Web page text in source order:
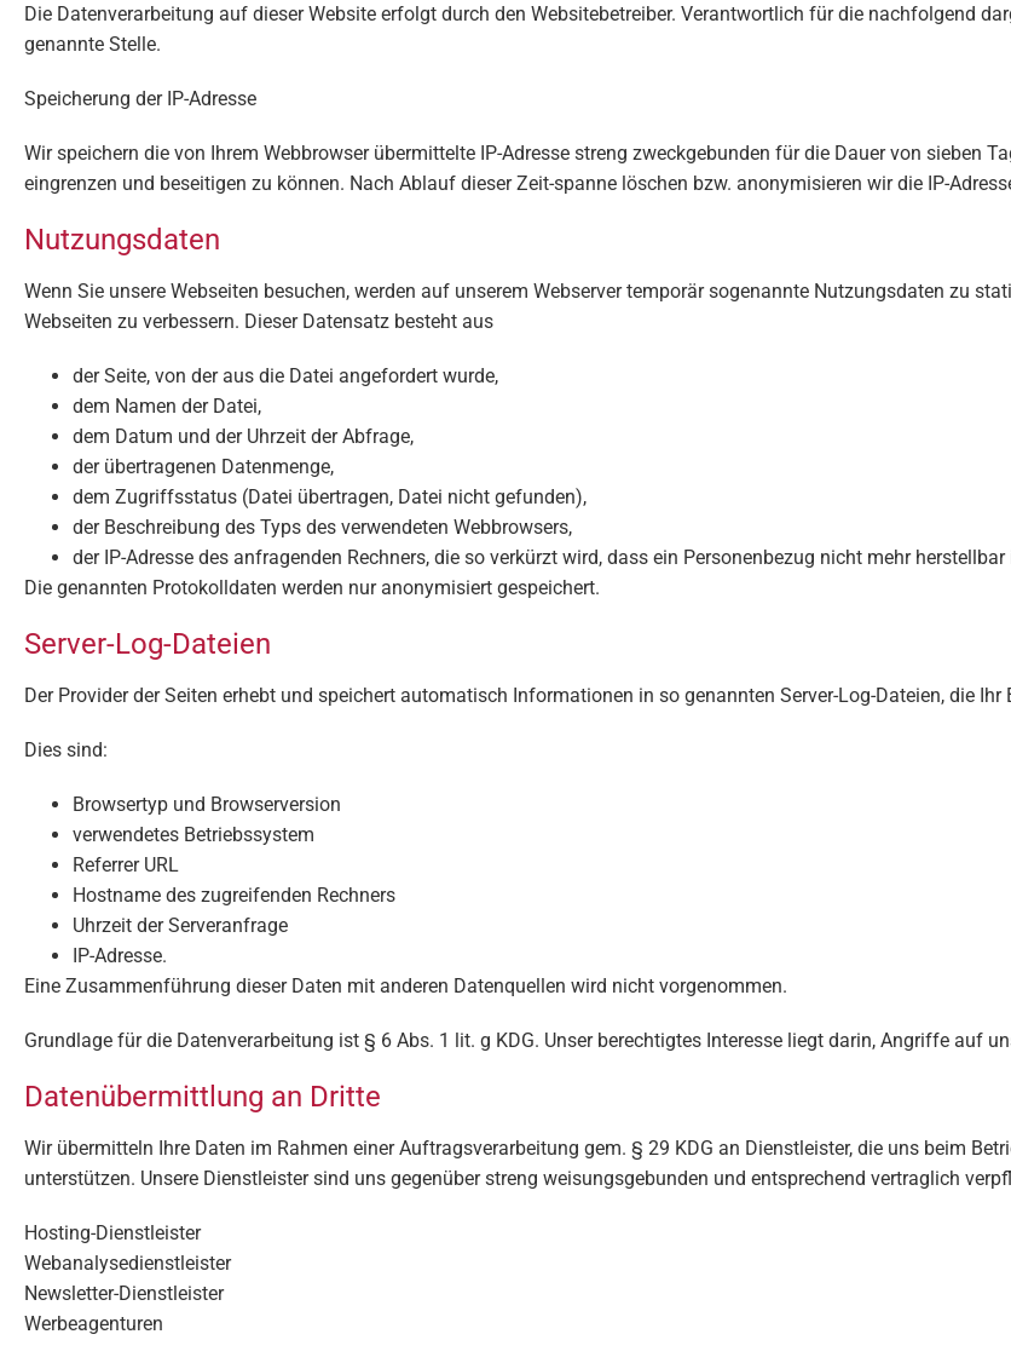
Die Datenverarbeitung auf dieser Website erfolgt durch den Websitebetreiber. Verantwortlich für die nachfolgend
genannte Stelle.
Speicherung der IP-Adresse
Wir speichern die von Ihrem Webbrowser übermittelte IP-Adresse streng zweckgebunden für die Dauer von sieben
eingrenzen und beseitigen zu können. Nach Ablauf dieser Zeit-spanne löschen bzw. anonymisieren wir die IP-
Nutzungsdaten
Wenn Sie unsere Webseiten besuchen, werden auf unserem Webserver temporär sogenannte Nutzungsdaten zu
Webseiten zu verbessern. Dieser Datensatz besteht aus
der Seite, von der aus die Datei angefordert wurde,
dem Namen der Datei,
dem Datum und der Uhrzeit der Abfrage,
der übertragenen Datenmenge,
dem Zugriffsstatus (Datei übertragen, Datei nicht gefunden),
der Beschreibung des Typs des verwendeten Webbrowsers,
der IP-Adresse des anfragenden Rechners, die so verkürzt wird, dass ein Personenbezug nicht mehr herstellbar
Die genannten Protokolldaten werden nur anonymisiert gespeichert.
Server-Log-Dateien
Der Provider der Seiten erhebt und speichert automatisch Informationen in so genannten Server-Log-Dateien, die
Dies sind:
Browsertyp und Browserversion
verwendetes Betriebssystem
Referrer URL
Hostname des zugreifenden Rechners
Uhrzeit der Serveranfrage
IP-Adresse.
Eine Zusammenführung dieser Daten mit anderen Datenquellen wird nicht vorgenommen.
Grundlage für die Datenverarbeitung ist § 6 Abs. 1 lit. g KDG. Unser berechtigtes Interesse liegt darin, Angriffe auf
Datenübermittlung an Dritte
Wir übermitteln Ihre Daten im Rahmen einer Auftragsverarbeitung gem. § 29 KDG an Dienstleister, die uns beim
unterstützen. Unsere Dienstleister sind uns gegenüber streng weisungsgebunden und entsprechend vertraglich
Hosting-Dienstleister
Webanalysedienstleister
Newsletter-Dienstleister
Werbeagenturen